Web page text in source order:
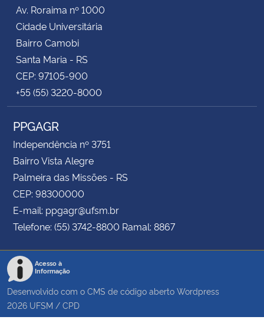
Av. Roraima nº 1000
Cidade Universitária
Bairro Camobi
Santa Maria - RS
CEP: 97105-900
+55 (55) 3220-8000
PPGAGR
Independência nº 3751
Bairro Vista Alegre
Palmeira das Missões - RS
CEP: 98300000
E-mail: ppgagr@ufsm.br
Telefone: (55) 3742-8800 Ramal: 8867
Acesso à
Informação
Desenvolvido com o CMS de código aberto Wordpress
2026 UFSM / CPD